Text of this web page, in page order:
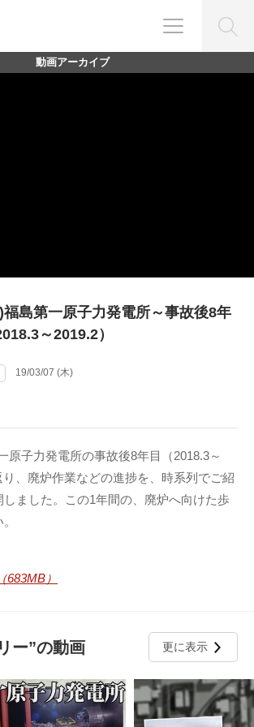
動画アーカイブ
島第一原子力発電所～事故後8年
～2019.2）
19/03/07 (木)
原子力発電所の事故後8年目（2018.3～
り、廃炉作業などの進捗を、時系列でご紹
ました。この1年間の、廃炉へ向けた歩
683MB）
ー”の動画 更に表示